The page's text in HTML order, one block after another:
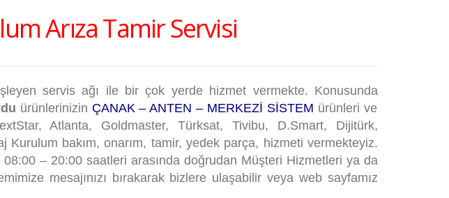
Arıza Tamir Servisi
servis ağı ile bir çok yerde hizmet vermekte. Konusunda
ürünlerinizin ÇANAK – ANTEN – MERKEZİ SİSTEM ürünleri ve
Atlanta, Goldmaster, Türksat, Tivibu, D.Smart, Dijitürk,
bakım, onarım, tamir, yedek parça, hizmeti vermekteyiz.
– 20:00 saatleri arasında doğrudan Müşteri Hizmetleri ya da
mesajınızı bırakarak bizlere ulaşabilir veya web sayfamız